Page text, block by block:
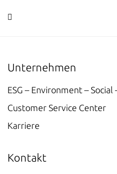
Unternehmen
ESG – Environment – Social
Customer Service Center
Karriere
Kontakt